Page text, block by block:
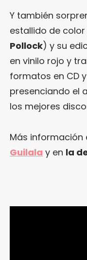
Y también
estallido de
Pollock) y su
en vinilo rojo y
formatos en CD
presenciando el
los mejores
Más información
Guilala y en la